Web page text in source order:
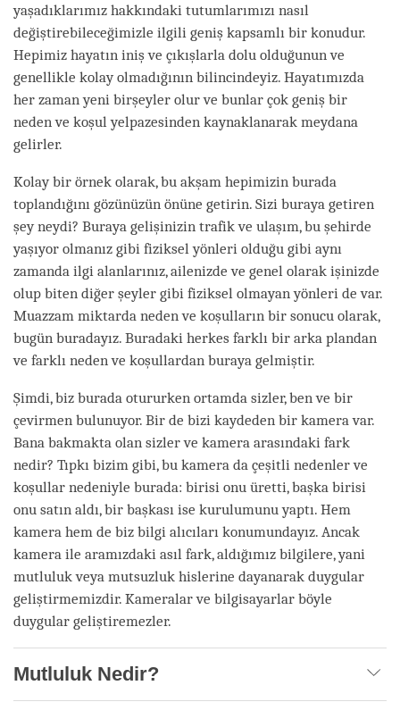
yaşadıklarımız hakkındaki tutumlarımızı nasıl
değiştirebileceğimizle ilgili geniş kapsamlı bir konudur.
Hepimiz hayatın iniş ve çıkışlarla dolu olduğunun ve
genellikle kolay olmadığının bilincindeyiz. Hayatımızda
her zaman yeni birşeyler olur ve bunlar çok geniş bir
neden ve koşul yelpazesinden kaynaklanarak meydana
gelirler.
Kolay bir örnek olarak, bu akşam hepimizin burada
toplandığını gözünüzün önüne getirin. Sizi buraya getiren
şey neydi? Buraya gelişinizin trafik ve ulaşım, bu şehirde
yaşıyor olmanız gibi fiziksel yönleri olduğu gibi aynı
zamanda ilgi alanlarınız, ailenizde ve genel olarak işinizde
olup biten diğer şeyler gibi fiziksel olmayan yönleri de var.
Muazzam miktarda neden ve koşulların bir sonucu olarak,
bugün buradayız. Buradaki herkes farklı bir arka plandan
ve farklı neden ve koşullardan buraya gelmiştir.
Şimdi, biz burada otururken ortamda sizler, ben ve bir
çevirmen bulunuyor. Bir de bizi kaydeden bir kamera var.
Bana bakmakta olan sizler ve kamera arasındaki fark
nedir? Tıpkı bizim gibi, bu kamera da çeşitli nedenler ve
koşullar nedeniyle burada: birisi onu üretti, başka birisi
onu satın aldı, bir başkası ise kurulumunu yaptı. Hem
kamera hem de biz bilgi alıcıları konumundayız. Ancak
kamera ile aramızdaki asıl fark, aldığımız bilgilere, yani
mutluluk veya mutsuzluk hislerine dayanarak duygular
geliştirmemizdir. Kameralar ve bilgisayarlar böyle
duygular geliştiremezler.
Mutluluk Nedir?